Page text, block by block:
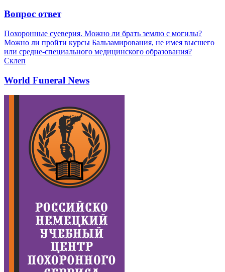
Вопрос ответ
Похоронные суеверия. Можно ли брать землю с могилы?
Можно ли пройти курсы Бальзамирования, не имея высшего
или средне-специального медицинского образования?
Склеп
World Funeral News